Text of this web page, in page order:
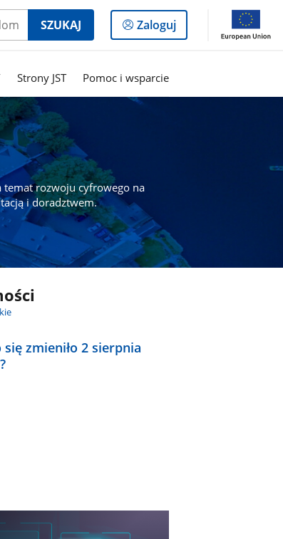
SZUKAJ
Logowanie
do
Zaloguj
Strony JST Pomoc i wsparcie
temat rozwoju cyfrowego na
i doradztwem.
się zmieniło 2 sierpnia